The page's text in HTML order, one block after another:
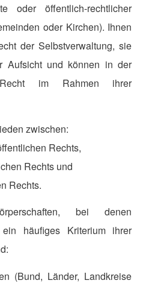
oder öffentlich-rechtlicher
oder Kirchen). Ihnen
der Selbstverwaltung, sie
Aufsicht und können in der
im Rahmen ihrer
zwischen:
Rechts,
Rechts und
Rechts.
bei denen
ein häufiges Kriterium ihrer
(Bund, Länder, Landkreise